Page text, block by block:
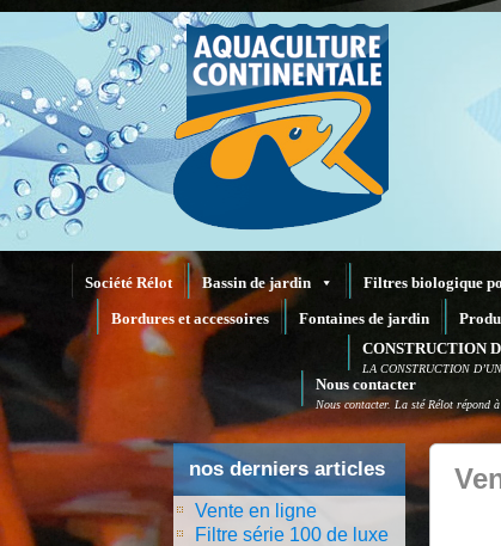
Société Rélot Bassin de jardin Filtres biologique
Bordures et accessoires
Fontaines de jardin
CONSTRUCTION
LA CONSTRUCTION
Nous contacter
Nous contacter. La sté Rélot répond
nos derniers articles
Vente en ligne
Filtre série 100 de luxe